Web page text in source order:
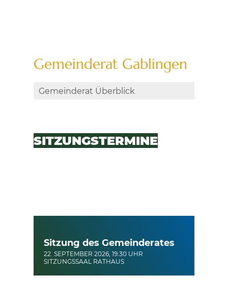
Gemeinderat Gablingen
Gemeinderat Überblick
SITZUNGS­TERMINE
Sitzung des Gemeinderates
22. SEPTEMBER 2026, 19:30 UHR
SITZUNGSSAAL RATHAUS